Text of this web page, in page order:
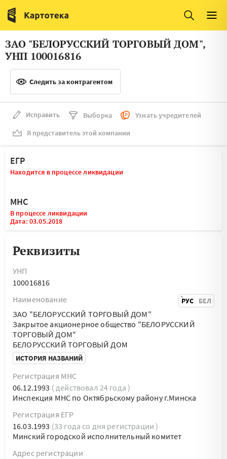
Италия
Люксембург
Литва
Латвия
Словения
Франция
Финляндия
Швеция
Мальта
ЗАО "БЕЛОРУССКИЙ ТОРГОВЫЙ ДОМ",
УНП 100016816
Следить за контрагентом
Исправить Выборка
Узнать учредителей
Я представитель этой компании
ЕГР
Находится в процессе ликвидации
МНС
В процессе ликвидации
Дата: 03.05.2018
Реквизиты
УНП
100016816
Наименование
РУС БЕЛ
ЗАО "БЕЛОРУССКИЙ ТОРГОВЫЙ ДОМ"
Закрытое акционерное общество "БЕЛОРУССКИЙ
ТОРГОВЫЙ ДОМ"
БЕЛОРУССКИЙ ТОРГОВЫЙ ДОМ
ИСТОРИЯ НАЗВАНИЙ
Регистрация МНС
06.12.1993 ( действовал 24 года )
Инспекция МНС по Октябрьскому району г.Минска
Регистрация ЕГР
16.03.1993 (33 года со дня регистрации )
Минский городской исполнительный комитет
Адрес регистрации